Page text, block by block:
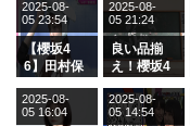
【櫻坂4
6】田村保
ージを脱い
でいた理由
2025-08-
05 23:54
良い品揃
え！櫻坂4
グル『Mak
e or Brea
2025-08-
05 21:24
2025-08-
05 16:04
2025-08-
05 14:54